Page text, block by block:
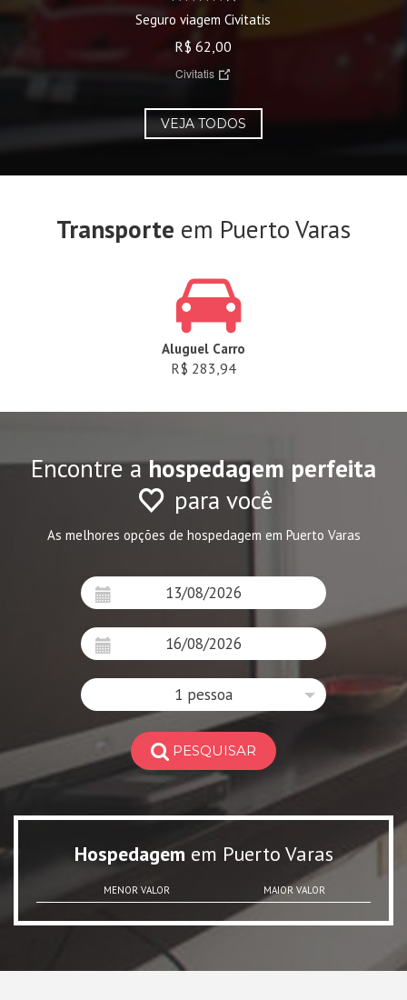
Seguro viagem Civitatis
R$ 62,00
Civitatis
VEJA TODOS
Transporte em Puerto Varas
Aluguel Carro
R$ 283,94
Encontre ahospedagem perfeita
para você
As melhores opções de hospedagem em Puerto Varas
1 pessoa
PESQUISAR
Hospedagem em Puerto Varas
MENOR VALOR MAIOR VALOR